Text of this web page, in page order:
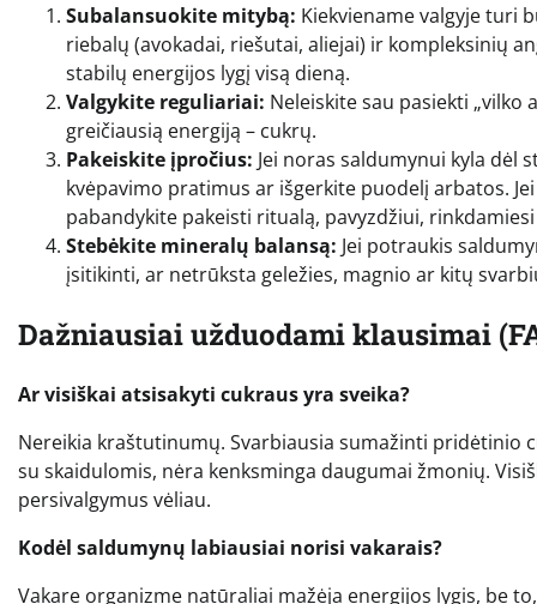
Subalansuokite mitybą: Kiekviename valgyje turi
riebalų (avokadai, riešutai, aliejai) ir kompleksinių
stabilų energijos lygį visą dieną.
Valgykite reguliariai: Neleiskite sau pasiekti „vilko
greičiausią energiją – cukrų.
Pakeiskite įpročius: Jei noras saldumynui kyla dėl
kvėpavimo pratimus ar išgerkite puodelį arbatos.
pabandykite pakeisti ritualą, pavyzdžiui,
Stebėkite mineralų balansą: Jei potraukis
įsitikinti, ar netrūksta geležies, magnio ar kitų
Dažniausiai užduodami klausimai
Ar visiškai atsisakyti cukraus yra sveika?
Nereikia kraštutinumų. Svarbiausia sumažinti pridėtinio
su skaidulomis, nėra kenksminga daugumai žmonių.
persivalgymus vėliau.
Kodėl saldumynų labiausiai norisi vakarais?
Vakare organizme natūraliai mažėja energijos lygis, be